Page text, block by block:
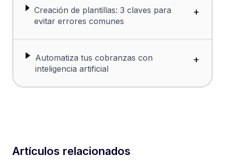
Creación de plantillas: 3 claves para
evitar errores comunes
+
Automatiza tus cobranzas con
inteligencia artificial
+
Artículos relacionados